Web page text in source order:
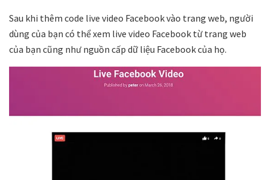
Sau khi thêm code live video Facebook vào trang web, người
dùng của bạn có thể xem live video Facebook từ trang web
của bạn cũng như nguồn cấp dữ liệu Facebook của họ.